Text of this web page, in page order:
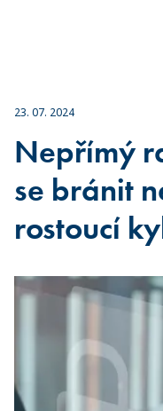
23. 07. 2024
Nepřímý
se bránit
rostoucí